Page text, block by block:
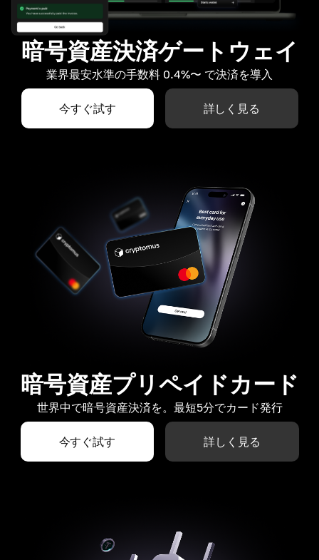
暗号資産決済ゲートウェイ
業界最安水準の手数料 0.4%〜 で決済を導入
今すぐ試す 詳しく見る
暗号資産プリペイドカード
世界中で暗号資産決済を。最短5分でカード発行
今すぐ試す 詳しく見る